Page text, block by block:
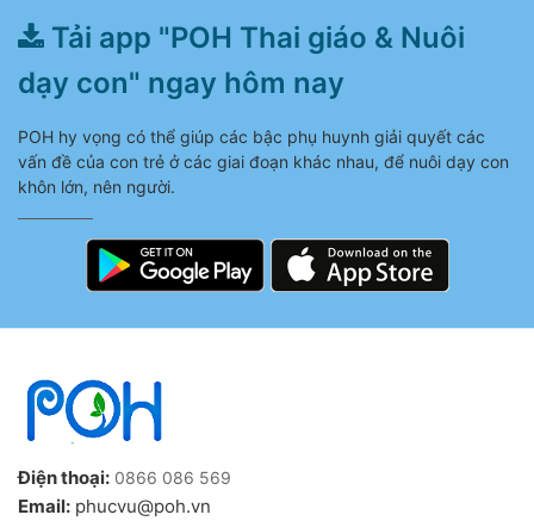
Tải app "POH Thai giáo & Nuôi
dạy con" ngay hôm nay
POH hy vọng có thể giúp các bậc phụ huynh giải quyết các
vấn đề của con trẻ ở các giai đoạn khác nhau, để nuôi dạy con
khôn lớn, nên người.
Điện thoại: 0866 086 569
Email: phucvu@poh.vn